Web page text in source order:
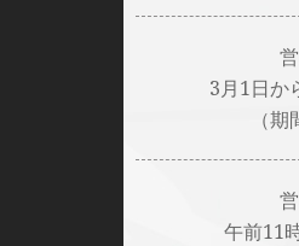
3月1日か
（
午前11